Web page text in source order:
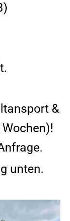
&
unten.